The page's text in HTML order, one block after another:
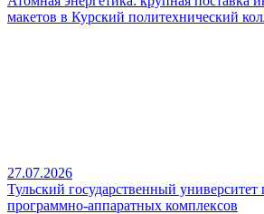
макетов в Курский политехнический
27.07.2026
Тульский государственный университет
программно-аппаратных комплексов